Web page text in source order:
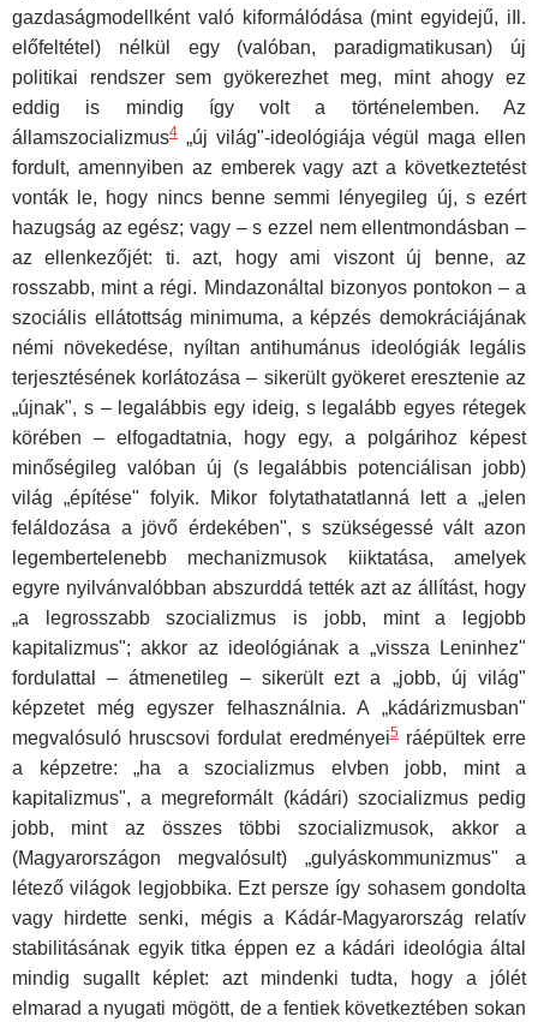
gazdaság­modellként való kiformálódása (mint egyidejű, iIl.
előfeltétel) nélkül egy (valóban, paradigmatikusan) új
politikai rendszer sem gyöke­rezhet meg, mint ahogy ez
eddig is mindig így volt a történelemben. Az
államszocializmus4 „új világ"-ideológiája végül maga ellen
fordult, amennyiben az emberek vagy azt a következtetést
vonták le, hogy nincs benne semmi lényegileg új, s ezért
hazugság az egész; vagy – s ezzel nem ellentmondásban –
az ellenkezőjét: ti. azt, hogy ami viszont új ben­ne, az
rosszabb, mint a régi. Mindazonáltal bizonyos pontokon – a
szo­ciális ellátottság minimuma, a képzés demokráciájának
némi növekedé­se, nyíltan antihumánus ideológiák legális
terjesztésének korlátozása – sikerült gyökeret eresztenie az
„újnak", s – legalábbis egy ideig, s leg­alább egyes rétegek
körében – elfogadtatnia, hogy egy, a polgárihoz ké­pest
minőségileg valóban új (s legalábbis potenciálisan jobb)
világ „épí­tése" folyik. Mikor folytathatatlanná lett a „jelen
feláldozása a jövő érde­kében", s szükségessé vált azon
legembertelenebb mechanizmusok ki­iktatása, amelyek
egyre nyilvánvalóbban abszurddá tették azt az állítást, hogy
„a legrosszabb szocializmus is jobb, mint a legjobb
kapitalizmus"; akkor az ideológiának a „vissza Leninhez"
fordulattal – átmenetileg – si­került ezt a „jobb, új világ"
képzetet még egyszer felhasználnia. A „kádá­rizmusban"
megvalósuló hruscsovi fordulat eredményei5ráépültek erre
a képzetre: „ha a szocializmus elvben jobb, mint a
kapitalizmus", a megre­formált (kádári) szocializmus pedig
jobb, mint az összes többi szocializ­musok, akkor a
(Magyarországon megvalósult) „gulyáskommunizmus" a
létező világok legjobbika. Ezt persze így sohasem gondolta
vagy hirdette senki, mégis a Kádár-Magyarország relatív
stabilitásának egyik titka ép­pen ez a kádári ideológia által
mindig sugallt képlet: azt mindenki tudta, hogy a jólét
elmarad a nyugati mögött, de a fentiek következtében sokan